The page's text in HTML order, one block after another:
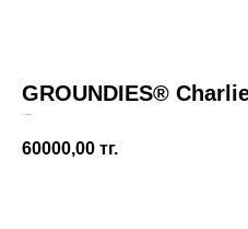
GROUNDIES®
60000,00 тг.